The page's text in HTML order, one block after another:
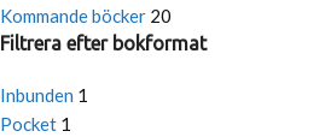
Kommande böcker 20
Filtrera efter bokformat
Inbunden 1
Pocket 1